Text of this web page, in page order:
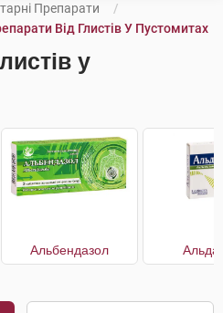
Препарати
Від Глистів У Пустомитах
у
Альбендазол